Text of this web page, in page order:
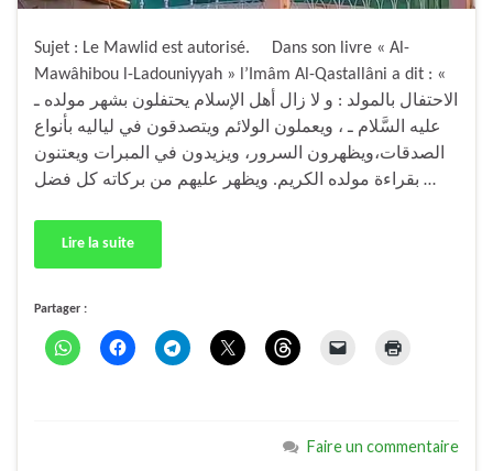
Sujet : Le Mawlid est autorisé. Dans son livre « Al-
Mawâhibou l-Ladouniyyah » l’Imâm Al-Qastallâni a dit : «
الاحتفال بالمولد : و لا زال أهل الإسلام يحتفلون بشهر مولده ـ
عليه السَّلام ـ ، ويعملون الولائم ويتصدقون في لياليه بأنواع
الصدقات،ويظهرون السرور، ويزيدون في المبرات ويعتنون
بقراءة مولده الكريم. ويظهر عليهم من بركاته كل فضل …
Lire la suite
Partager :
Faire un commentaire